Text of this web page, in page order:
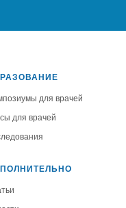
для врачей
для врачей